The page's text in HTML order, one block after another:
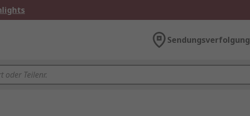
Sendungsverfolgung